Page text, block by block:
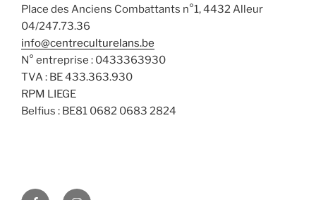
Place des Anciens Combattants n°1, 4432 Alleur
04/247.73.36
info@centreculturelans.be
N° entreprise : 0433363930
TVA : BE 433.363.930
RPM LIEGE
Belfius : BE81 0682 0683 2824
FacebookInstagram